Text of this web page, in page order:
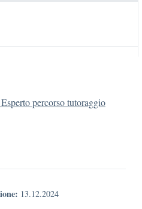
percorso tutoraggio
13.12.2024